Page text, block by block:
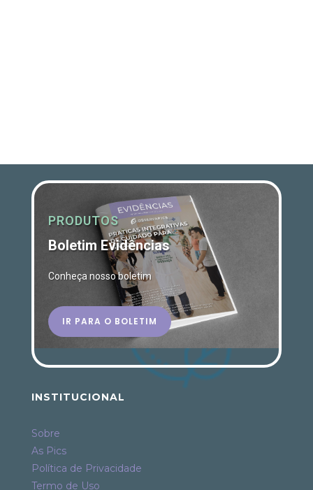
PRODUTOS
Boletim Evidências
Conheça nosso boletim
IR PARA O BOLETIM
INSTITUCIONAL
Sobre
As Pics
Política de Privacidade
Termo de Uso